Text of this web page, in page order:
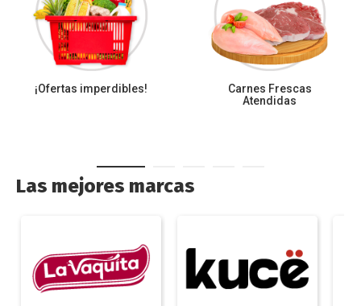
¡Ofertas imperdibles!
Carnes Frescas
Atendidas
Las mejores marcas